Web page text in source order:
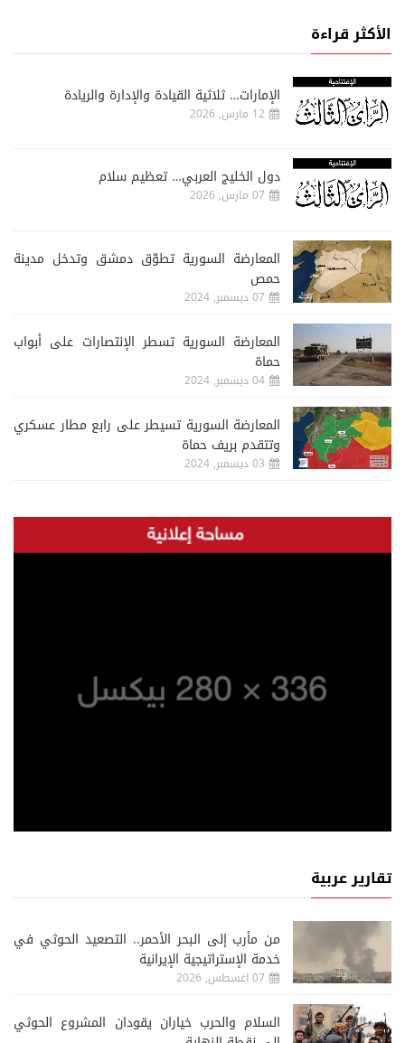
الأكثر قراءة
الإمارات… ثلاثية القيادة والإدارة والريادة
12 مارس, 2026
دول الخليج العربي… تعظيم سلام
07 مارس, 2026
المعارضة السورية تطوّق دمشق وتدخل مدينة
حمص
07 ديسمبر, 2024
المعارضة السورية تسطر الإنتصارات على أبواب
حماة
04 ديسمبر, 2024
المعارضة السورية تسيطر على رابع مطار عسكري
وتتقدم بريف حماة
03 ديسمبر, 2024
تقارير عربية
من مأرب إلى البحر الأحمر.. التصعيد الحوثي في
خدمة الإستراتيجية الإيرانية
07 اغسطس, 2026
السلام والحرب خياران يقودان المشروع الحوثي